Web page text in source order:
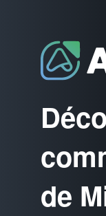
de